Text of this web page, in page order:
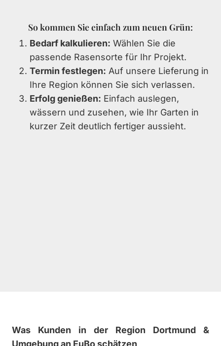
So kommen Sie einfach zum neuen Grün:
Bedarf kalkulieren: Wählen Sie die
passende Rasensorte für Ihr Projekt.
Termin festlegen: Auf unsere Lieferung in
Ihre Region können Sie sich verlassen.
Erfolg genießen: Einfach auslegen,
wässern und zusehen, wie Ihr Garten in
kurzer Zeit deutlich fertiger aussieht.
Was Kunden in der Region Dortmund &
Umgebung an EuBo schätzen